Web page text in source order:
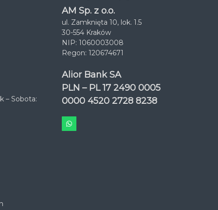
– Sobota:
AM Sp. z o.o.
ul. Zamknięta 10, lok. 1.5
30-554 Kraków
NIP: 1060003008
Regon: 120674671
Alior Bank SA
PLN – PL 17 2490 0005
0000 4520 2728 8238